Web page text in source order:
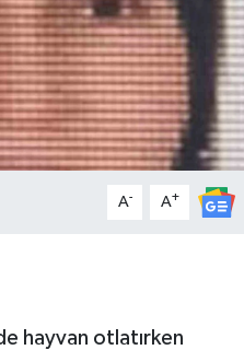
A- A+
hayvan otlatırken